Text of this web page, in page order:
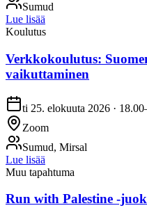
Sumud
Lue lisää
Koulutus
Verkkokoulutus:
vaikuttaminen
ti 25. elokuuta 2026 ·
Zoom
Sumud, Mirsal
Lue lisää
Muu tapahtuma
Run with Palestine -